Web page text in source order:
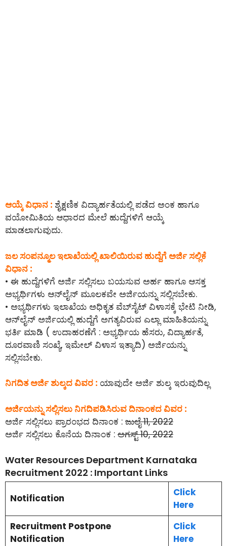
ಆಯ್ಕೆ ವಿಧಾನ : ಶೈಕ್ಷಣಿಕ ವಿದ್ಯಾರ್ಹತೆಯಲ್ಲಿ ಪಡೆದ ಅಂಕ ಹಾಗೂ
ವಯೋಮಿತಿಯ ಆಧಾರದ ಮೇಲೆ ಹುದ್ದೆಗಳಿಗೆ ಆಯ್ಕೆ
ಮಾಡಲಾಗುವುದು.
ಜಲ ಸಂಪನ್ಮೂಲ ಇಲಾಖೆಯಲ್ಲಿ ಖಾಲಿಯಿರುವ ಹುದ್ದೆಗೆ ಅರ್ಜಿ ಸಲ್ಲಿಕೆ
ವಿಧಾನ :
• ಈ ಹುದ್ದೆಗಳಿಗೆ ಅರ್ಜಿ ಸಲ್ಲಿಸಲು ಬಯಸುವ ಅರ್ಹ ಹಾಗೂ ಆಸಕ್ತ
ಅಭ್ಯರ್ಥಿಗಳು ಆನ್‌ಲೈನ್‌ ಮೂಲಕವೇ ಅರ್ಜಿಯನ್ನು ಸಲ್ಲಿಸಬೇಕು.
• ಅಭ್ಯರ್ಥಿಗಳು ಇಲಾಖೆಯ ಅಧಿಕೃತ ವೆಬ್‌ಸೈಟ್ ವಿಳಾಸಕ್ಕೆ ಭೇಟಿ ನೀಡಿ,
ಆನ್‌ಲೈನ್‌ ಅರ್ಜಿಯಲ್ಲಿ ಹುದ್ದೆಗೆ ಅಗತ್ಯವಿರುವ ಎಲ್ಲಾ ಮಾಹಿತಿಯನ್ನು
ಭರ್ತಿ ಮಾಡಿ ( ಉದಾಹರಣೆಗೆ : ಅಭ್ಯರ್ಥಿಯ ಹೆಸರು, ವಿದ್ಯಾರ್ಹತೆ,
ದೂರವಾಣಿ ಸಂಖ್ಯೆ, ಇಮೇಲ್ ವಿಳಾಸ ಇತ್ಯಾದಿ) ಅರ್ಜಿಯನ್ನು
ಸಲ್ಲಿಸಬೇಕು.
ನಿಗದಿತ ಅರ್ಜಿ ಶುಲ್ಕದ ವಿವರ : ಯಾವುದೇ ಅರ್ಜಿ ಶುಲ್ಕ ಇರುವುದಿಲ್ಲ
ಅರ್ಜಿಯನ್ನು ಸಲ್ಲಿಸಲು ನಿಗದಿಪಡಿಸಿರುವ ದಿನಾಂಕದ ವಿವರ :
ಅರ್ಜಿ ಸಲ್ಲಿಸಲು ಪ್ರಾರಂಭದ ದಿನಾಂಕ : ಜುಲೈ 11, 2022
ಅರ್ಜಿ ಸಲ್ಲಿಸಲು ಕೊನೆಯ ದಿನಾಂಕ : ಅಗಸ್ಟ್ 10, 2022
Water Resources Department Karnataka
Recruitment 2022 : Important Links
Notification
Click
Here
Recruitment Postpone
Notification
Click
Here